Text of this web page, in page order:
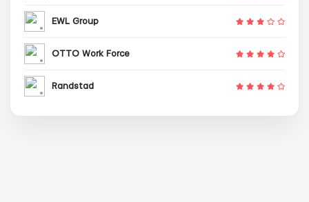
EWL Group
OTTO Work Force
Randstad